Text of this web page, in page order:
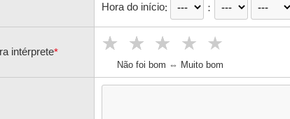
Hora do início: ：
intérprete* ★★★★★
★★★★
★★★
★★
★
Não foi bom ⇔ Muito bom